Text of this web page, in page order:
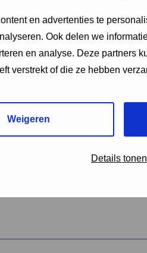
en advertenties te
Ook delen we
en analyse. Deze partners
verstrekt of die ze hebben
Weigeren
Details tonen
velden aan
2
*